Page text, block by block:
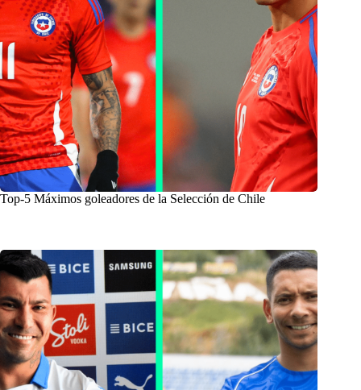
Top-5 Máximos goleadores de la Selección de Chile